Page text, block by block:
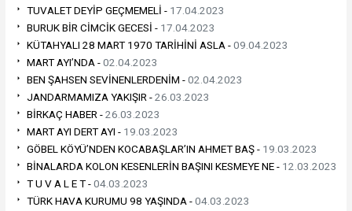
TUVALET DEYİP GEÇMEMELİ - 17.04.2023
BURUK BİR CİMCİK GECESİ - 17.04.2023
KÜTAHYALI 28 MART 1970 TARİHİNİ ASLA -09.04.2023
MART AYI’NDA -02.04.2023
BEN ŞAHSEN SEVİNENLERDENİM -02.04.2023
JANDARMAMIZA YAKIŞIR -26.03.2023
BİRKAÇ HABER -26.03.2023
MART AYI DERT AYI - 19.03.2023
GÖBEL KÖYÜ’NDEN KOCABAŞLAR’IN AHMET BAŞ - 19.03.2023
BİNALARDA KOLON KESENLERİN BAŞINI KESMEYE NE - 12.03.2023
T U V A L E T -04.03.2023
TÜRK HAVA KURUMU 98 YAŞINDA -04.03.2023